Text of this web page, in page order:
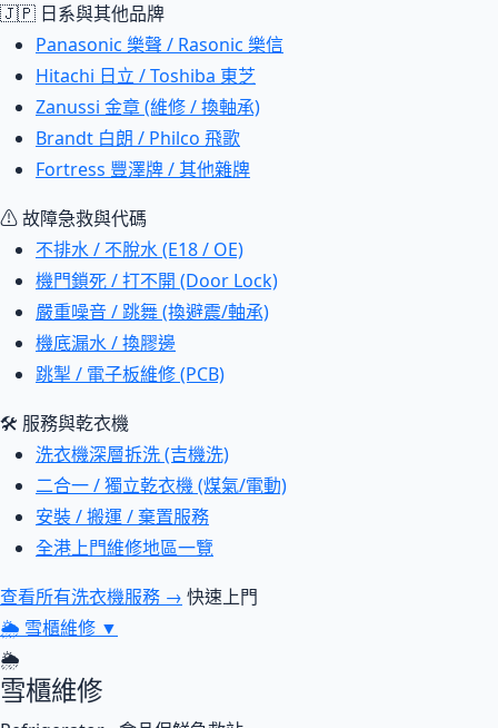
🇯🇵 日系與其他品牌
Panasonic 樂聲 / Rasonic 樂信
Hitachi 日立 / Toshiba 東芝
Zanussi 金章 (維修 / 換軸承)
Brandt 白朗 / Philco 飛歌
Fortress 豐澤牌 / 其他雜牌
⚠ 故障急救與代碼
不排水 / 不脫水 (E18 / OE)
機門鎖死 / 打不開 (Door Lock)
嚴重噪音 / 跳舞 (換避震/軸承)
機底漏水 / 換膠邊
跳掣 / 電子板維修 (PCB)
🛠 服務與乾衣機
洗衣機深層拆洗 (吉機洗)
二合一 / 獨立乾衣機 (煤氣/電動)
安裝 / 搬運 / 棄置服務
全港上門維修地區一覽
查看所有洗衣機服務 → 快速上門
🌦 雪櫃維修 ▼
🌦
雪櫃維修